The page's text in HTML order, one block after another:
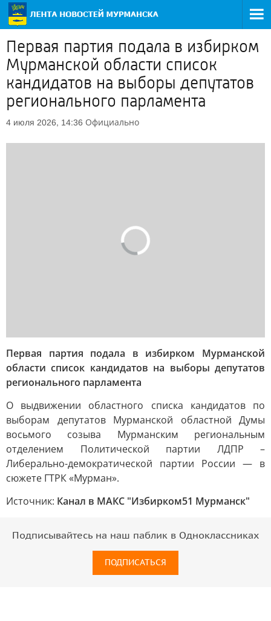
Первая партия подала в избирком
Мурманской области список
кандидатов на выборы депутатов
регионального парламента
4 июля 2026, 14:36 Официально
Первая партия подала в избирком Мурманской
области список кандидатов на выборы депутатов
регионального парламента
О выдвижении областного списка кандидатов по
выборам депутатов Мурманской областной Думы
восьмого созыва Мурманским региональным
отделением Политической партии ЛДПР –
Либерально-демократической партии России — в
сюжете ГТРК «Мурман».
Источник: Канал в МАКС "Избирком51 Мурманск"
Подписывайтесь на наш паблик в Одноклассниках
ПОДПИСАТЬСЯ